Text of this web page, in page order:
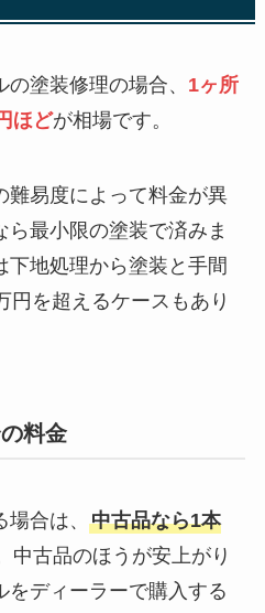
塗装修理の場合、 1ヶ所
ほどが相場です。
難易度によって料金が異
最小限の塗装で済みま
下地処理から塗装と手間
円を超えるケースもあり
料金
合は、 中古品なら1本
中古品のほうが安上がり
をディーラーで購入する